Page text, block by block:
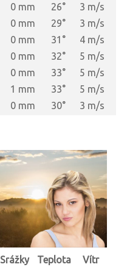
0 mm 26°
3 m/s
0 mm 29°
3 m/s
0 mm 31°
4 m/s
0 mm 32°
5 m/s
0 mm 33°
5 m/s
1 mm 33°
5 m/s
0 mm 30° 3 m/s
Srážky Teplota
Vítr